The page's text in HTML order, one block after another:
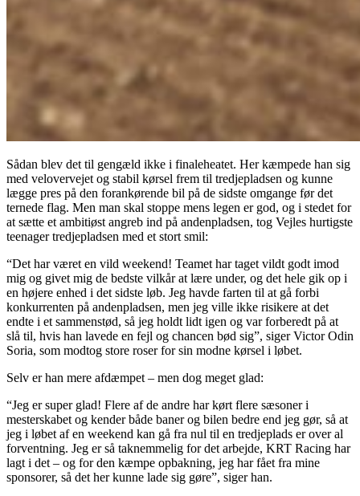
Sådan blev det til gengæld ikke i finaleheatet. Her kæmpede han sig
med velovervejet og stabil kørsel frem til tredjepladsen og kunne
lægge pres på den forankørende bil på de sidste omgange før det
ternede flag. Men man skal stoppe mens legen er god, og i stedet for
at sætte et ambitiøst angreb ind på andenpladsen, tog Vejles hurtigste
teenager tredjepladsen med et stort smil:
“Det har været en vild weekend! Teamet har taget vildt godt imod
mig og givet mig de bedste vilkår at lære under, og det hele gik op i
en højere enhed i det sidste løb. Jeg havde farten til at gå forbi
konkurrenten på andenpladsen, men jeg ville ikke risikere at det
endte i et sammenstød, så jeg holdt lidt igen og var forberedt på at
slå til, hvis han lavede en fejl og chancen bød sig”, siger Victor Odin
Soria, som modtog store roser for sin modne kørsel i løbet.
Selv er han mere afdæmpet – men dog meget glad:
“Jeg er super glad! Flere af de andre har kørt flere sæsoner i
mesterskabet og kender både baner og bilen bedre end jeg gør, så at
jeg i løbet af en weekend kan gå fra nul til en tredjeplads er over al
forventning. Jeg er så taknemmelig for det arbejde, KRT Racing har
lagt i det – og for den kæmpe opbakning, jeg har fået fra mine
sponsorer, så det her kunne lade sig gøre”, siger han.